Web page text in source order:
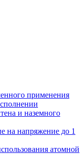
применения
и наземного
на напряжение до 1
атомной